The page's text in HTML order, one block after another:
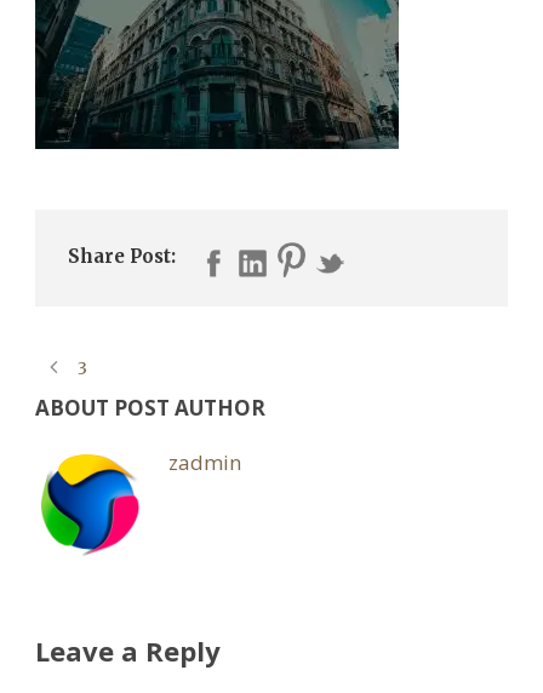
Share Post:
3
ABOUT POST AUTHOR
zadmin
Leave a Reply